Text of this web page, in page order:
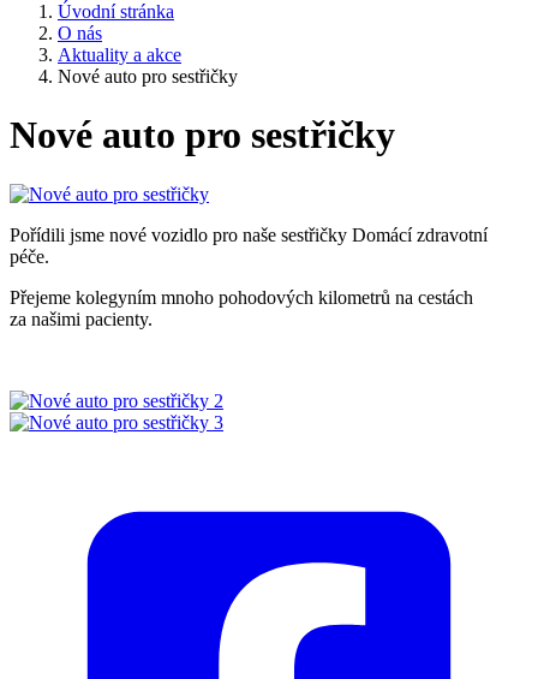
Úvodní stránka
O nás
Aktuality a akce
Nové auto pro sestřičky
Nové auto pro sestřičky
Pořídili jsme nové vozidlo pro naše sestřičky Domácí zdravotní
péče.
Přejeme kolegyním mnoho pohodových kilometrů na cestách
za našimi pacienty.